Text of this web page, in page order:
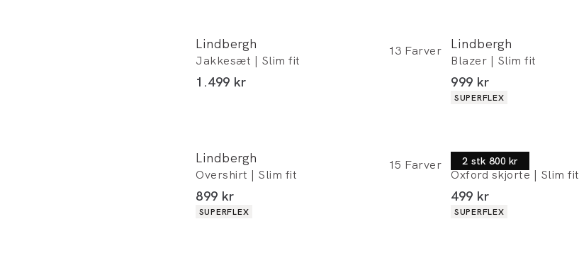
Lindbergh
Jakkesæt | Slim fit
13 Farver
I alt (inkl. rabat)
1.499 kr
Lindbergh
Blazer | Slim fit
I alt (inkl. rabat)
999 kr
Produkt egenskaber
SUPERFLEX
Lindbergh
Overshirt | Slim fit
15 Farver
I alt (inkl. rabat)
899 kr
Produkt egenskaber
SUPERFLEX
2 stk 800 kr
Lindbergh
Oxford skjorte | Slim fit
I alt (inkl. rabat)
499 kr
Produkt egenskaber
SUPERFLEX